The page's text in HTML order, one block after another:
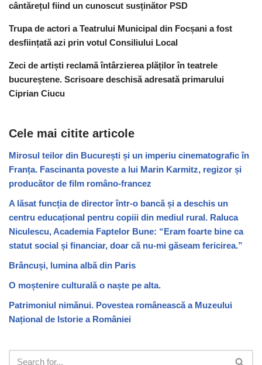
cântărețul fiind un cunoscut susținător PSD
Trupa de actori a Teatrului Municipal din Focșani a fost
desființată azi prin votul Consiliului Local
Zeci de artiști reclamă întârzierea plăților în teatrele
bucureștene. Scrisoare deschisă adresată primarului
Ciprian Ciucu
Cele mai citite articole
Mirosul teilor din București și un imperiu cinematografic în
Franța. Fascinanta poveste a lui Marin Karmitz, regizor și
producător de film româno-francez
A lăsat funcția de director într-o bancă și a deschis un
centru educațional pentru copiii din mediul rural. Raluca
Niculescu, Academia Faptelor Bune: “Eram foarte bine ca
statut social și financiar, doar că nu-mi găseam fericirea.”
Brâncuși, lumina albă din Paris
O moștenire culturală o naște pe alta.
Patrimoniul nimănui. Povestea românească a Muzeului
Național de Istorie a României